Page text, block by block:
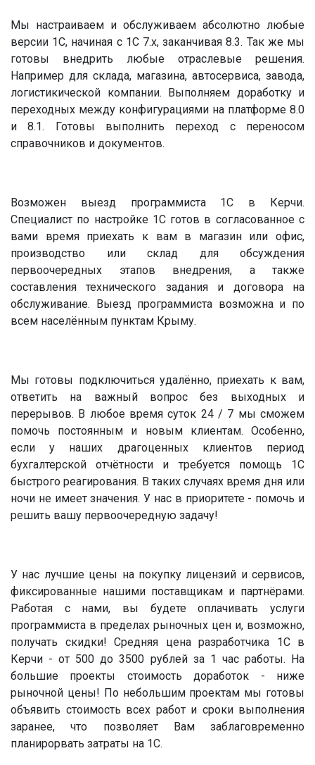
Мы настраиваем и обслуживаем абсолютно любые
версии 1С, начиная с 1С 7.х, заканчивая 8.3. Так же мы
готовы внедрить любые отраслевые решения.
Например для склада, магазина, автосервиса, завода,
логистикической компании. Выполняем доработку и
переходных между конфигурациями на платформе 8.0
и 8.1. Готовы выполнить переход с переносом
справочников и документов.
Возможен выезд программиста 1С в Керчи.
Специалист по настройке 1С готов в согласованное с
вами время приехать к вам в магазин или офис,
производство или склад для обсуждения
первоочередных этапов внедрения, а также
составления технического задания и договора на
обслуживание. Выезд программиста возможна и по
всем населённым пунктам Крыму.
Мы готовы подключиться удалённо, приехать к вам,
ответить на важный вопрос без выходных и
перерывов. В любое время суток 24 / 7 мы сможем
помочь постоянным и новым клиентам. Особенно,
если у наших драгоценных клиентов период
бухгалтерской отчётности и требуется помощь 1С
быстрого реагирования. В таких случаях время дня или
ночи не имеет значения. У нас в приоритете - помочь и
решить вашу первоочередную задачу!
У нас лучшие цены на покупку лицензий и сервисов,
фиксированные нашими поставщикам и партнёрами.
Работая с нами, вы будете оплачивать услуги
программиста в пределах рыночных цен и, возможно,
получать скидки! Средняя цена разработчика 1С в
Керчи - от 500 до 3500 рублей за 1 час работы. На
большие проекты стоимость доработок - ниже
рыночной цены! По небольшим проектам мы готовы
объявить стоимость всех работ и сроки выполнения
заранее, что позволяет Вам заблаговременно
планирорвать затраты на 1С.